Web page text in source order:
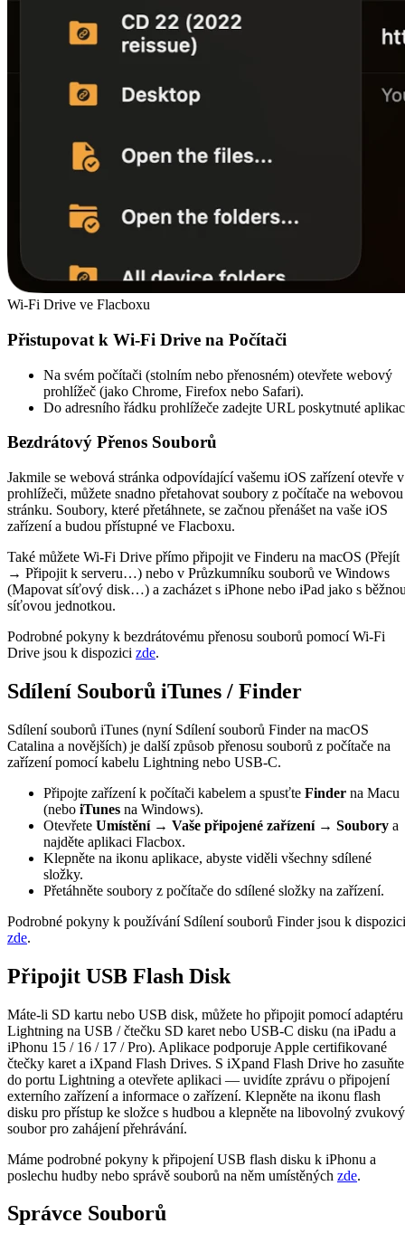
Wi-Fi Drive ve Flacboxu
Přistupovat k Wi-Fi Drive na Počítači
Na svém počítači (stolním nebo přenosném) otevřete webový
prohlížeč (jako Chrome, Firefox nebo Safari).
Do adresního řádku prohlížeče zadejte URL poskytnuté
Bezdrátový Přenos Souborů
Jakmile se webová stránka odpovídající vašemu iOS zařízení otevře v
prohlížeči, můžete snadno přetahovat soubory z počítače na webovou
stránku. Soubory, které přetáhnete, se začnou přenášet na vaše iOS
zařízení a budou přístupné ve Flacboxu.
Také můžete Wi-Fi Drive přímo připojit ve Finderu na macOS (Přejít
→ Připojit k serveru…) nebo v Průzkumníku souborů ve Windows
(Mapovat síťový disk…) a zacházet s iPhone nebo iPad jako s
síťovou jednotkou.
Podrobné pokyny k bezdrátovému přenosu souborů pomocí Wi-Fi
Drive jsou k dispozici zde.
Sdílení Souborů iTunes / Finder
Sdílení souborů iTunes (nyní Sdílení souborů Finder na macOS
Catalina a novějších) je další způsob přenosu souborů z počítače na
zařízení pomocí kabelu Lightning nebo USB-C.
Připojte zařízení k počítači kabelem a spusťte Finder na Macu
(nebo iTunes na Windows).
Otevřete Umístění → Vaše připojené zařízení → Soubory a
najděte aplikaci Flacbox.
Klepněte na ikonu aplikace, abyste viděli všechny sdílené
složky.
Přetáhněte soubory z počítače do sdílené složky na zařízení.
Podrobné pokyny k používání Sdílení souborů Finder jsou k dispozici
zde.
Připojit USB Flash Disk
Máte-li SD kartu nebo USB disk, můžete ho připojit pomocí adaptéru
Lightning na USB / čtečku SD karet nebo USB-C disku (na iPadu a
iPhonu 15 / 16 / 17 / Pro). Aplikace podporuje Apple certifikované
čtečky karet a iXpand Flash Drives. S iXpand Flash Drive ho zasuňte
do portu Lightning a otevřete aplikaci — uvidíte zprávu o připojení
externího zařízení a informace o zařízení. Klepněte na ikonu flash
disku pro přístup ke složce s hudbou a klepněte na libovolný zvukový
soubor pro zahájení přehrávání.
Máme podrobné pokyny k připojení USB flash disku k iPhonu a
poslechu hudby nebo správě souborů na něm umístěných zde.
Správce Souborů